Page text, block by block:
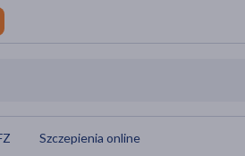
Szczepienia online